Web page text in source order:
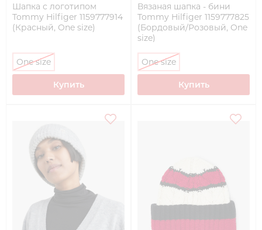
Шапка с логотипом
Tommy Hilfiger 1159777914
(Красный, One size)
One size
Купить
Вязаная шапка - бини
Tommy Hilfiger 1159777825
(Бордовый/Розовый, One
size)
One size
Купить